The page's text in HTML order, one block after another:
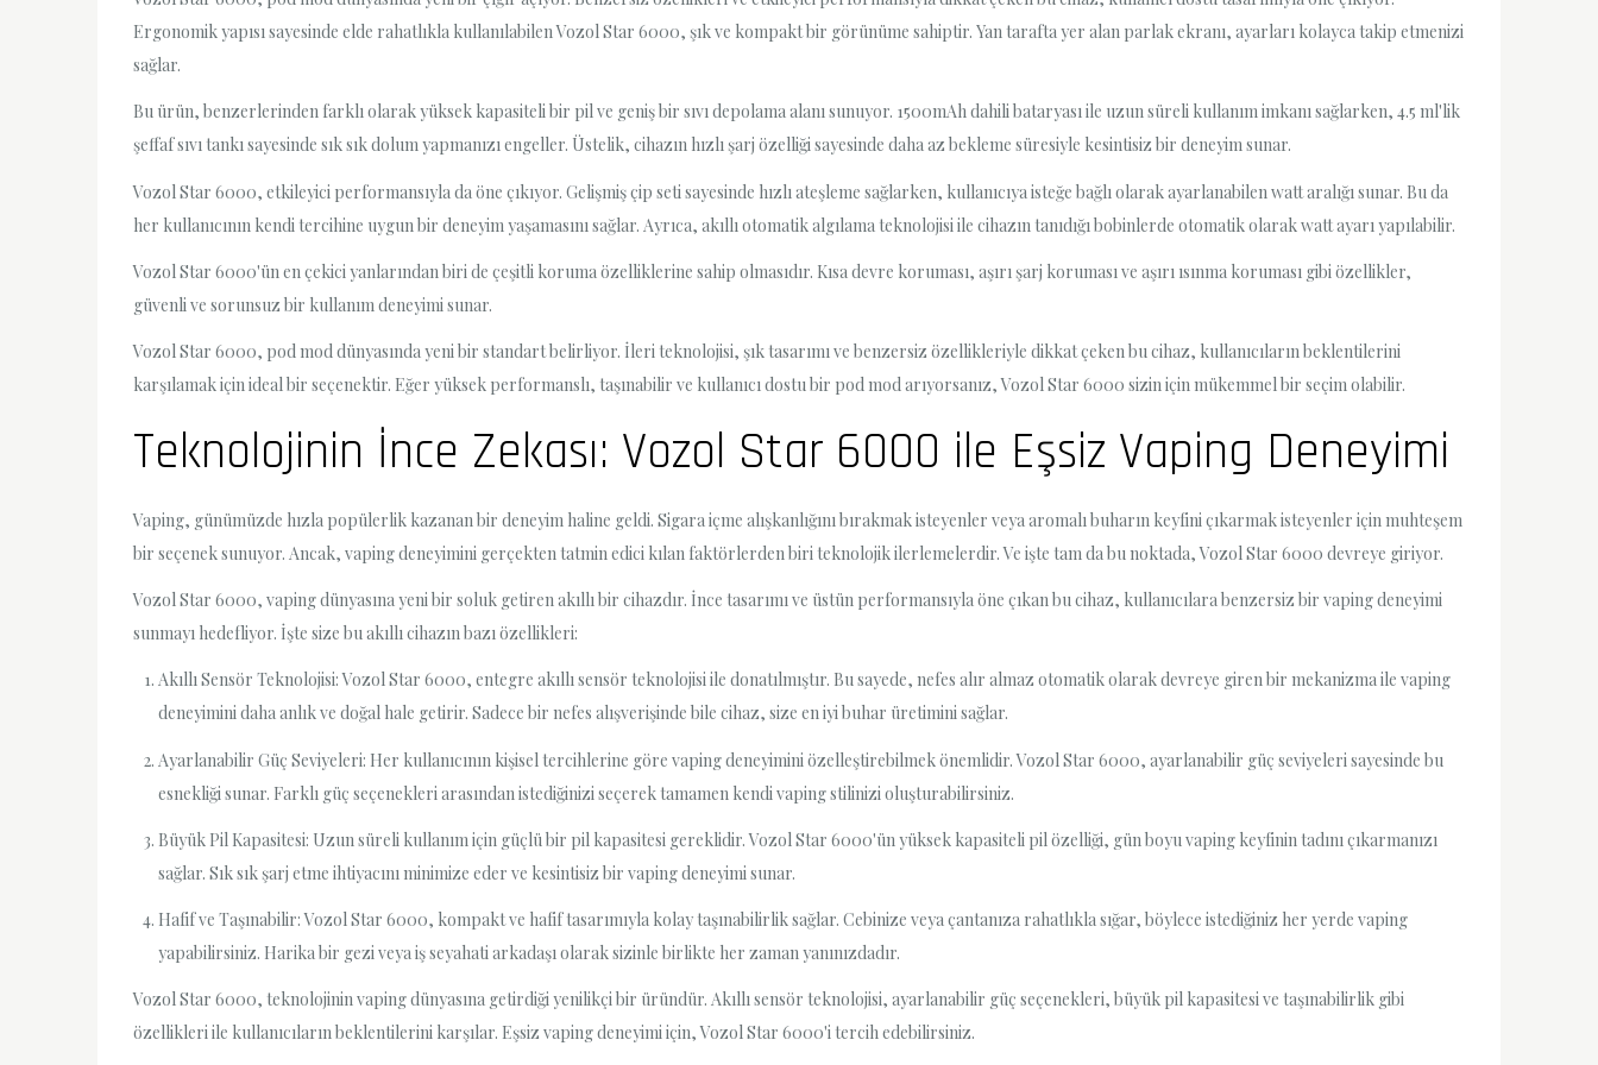
Ergonomik yapısı sayesinde elde rahatlıkla kullanılabilen Vozol Star 6000, şık ve kompakt bir görünüme sahiptir. Yan tarafta yer alan parlak ekranı, ayarları kolayca takip etmenizi
sağlar.
Bu ürün, benzerlerinden farklı olarak yüksek kapasiteli bir pil ve geniş bir sıvı depolama alanı sunuyor. 1500mAh dahili bataryası ile uzun süreli kullanım imkanı sağlarken, 4.5 ml'lik
şeffaf sıvı tankı sayesinde sık sık dolum yapmanızı engeller. Üstelik, cihazın hızlı şarj özelliği sayesinde daha az bekleme süresiyle kesintisiz bir deneyim sunar.
Vozol Star 6000, etkileyici performansıyla da öne çıkıyor. Gelişmiş çip seti sayesinde hızlı ateşleme sağlarken, kullanıcıya isteğe bağlı olarak ayarlanabilen watt aralığı sunar. Bu da
her kullanıcının kendi tercihine uygun bir deneyim yaşamasını sağlar. Ayrıca, akıllı otomatik algılama teknolojisi ile cihazın tanıdığı bobinlerde otomatik olarak watt ayarı yapılabilir.
Vozol Star 6000'ün en çekici yanlarından biri de çeşitli koruma özelliklerine sahip olmasıdır. Kısa devre koruması, aşırı şarj koruması ve aşırı ısınma koruması gibi özellikler,
güvenli ve sorunsuz bir kullanım deneyimi sunar.
Vozol Star 6000, pod mod dünyasında yeni bir standart belirliyor. İleri teknolojisi, şık tasarımı ve benzersiz özellikleriyle dikkat çeken bu cihaz, kullanıcıların beklentilerini
karşılamak için ideal bir seçenektir. Eğer yüksek performanslı, taşınabilir ve kullanıcı dostu bir pod mod arıyorsanız, Vozol Star 6000 sizin için mükemmel bir seçim olabilir.
Teknolojinin İnce Zekası: Vozol Star 6000 ile Eşsiz Vaping Deneyimi
Vaping, günümüzde hızla popülerlik kazanan bir deneyim haline geldi. Sigara içme alışkanlığını bırakmak isteyenler veya aromalı buharın keyfini çıkarmak isteyenler için muhteşem
bir seçenek sunuyor. Ancak, vaping deneyimini gerçekten tatmin edici kılan faktörlerden biri teknolojik ilerlemelerdir. Ve işte tam da bu noktada, Vozol Star 6000 devreye giriyor.
Vozol Star 6000, vaping dünyasına yeni bir soluk getiren akıllı bir cihazdır. İnce tasarımı ve üstün performansıyla öne çıkan bu cihaz, kullanıcılara benzersiz bir vaping deneyimi
sunmayı hedefliyor. İşte size bu akıllı cihazın bazı özellikleri:
Akıllı Sensör Teknolojisi: Vozol Star 6000, entegre akıllı sensör teknolojisi ile donatılmıştır. Bu sayede, nefes alır almaz otomatik olarak devreye giren bir mekanizma ile vaping
deneyimini daha anlık ve doğal hale getirir. Sadece bir nefes alışverişinde bile cihaz, size en iyi buhar üretimini sağlar.
Ayarlanabilir Güç Seviyeleri: Her kullanıcının kişisel tercihlerine göre vaping deneyimini özelleştirebilmek önemlidir. Vozol Star 6000, ayarlanabilir güç seviyeleri sayesinde bu
esnekliği sunar. Farklı güç seçenekleri arasından istediğinizi seçerek tamamen kendi vaping stilinizi oluşturabilirsiniz.
Büyük Pil Kapasitesi: Uzun süreli kullanım için güçlü bir pil kapasitesi gereklidir. Vozol Star 6000'ün yüksek kapasiteli pil özelliği, gün boyu vaping keyfinin tadını çıkarmanızı
sağlar. Sık sık şarj etme ihtiyacını minimize eder ve kesintisiz bir vaping deneyimi sunar.
Hafif ve Taşınabilir: Vozol Star 6000, kompakt ve hafif tasarımıyla kolay taşınabilirlik sağlar. Cebinize veya çantanıza rahatlıkla sığar, böylece istediğiniz her yerde vaping
yapabilirsiniz. Harika bir gezi veya iş seyahati arkadaşı olarak sizinle birlikte her zaman yanınızdadır.
Vozol Star 6000, teknolojinin vaping dünyasına getirdiği yenilikçi bir üründür. Akıllı sensör teknolojisi, ayarlanabilir güç seçenekleri, büyük pil kapasitesi ve taşınabilirlik gibi
özellikleri ile kullanıcıların beklentilerini karşılar. Eşsiz vaping deneyimi için, Vozol Star 6000'i tercih edebilirsiniz.